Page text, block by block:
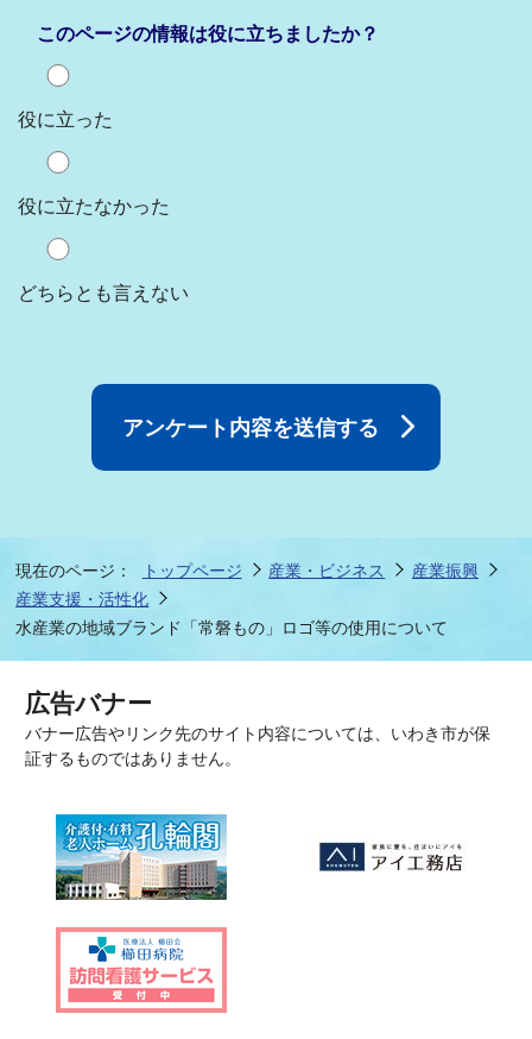
このページの情報は役に立ちましたか？
役に立った
役に立たなかった
どちらとも言えない
現在のページ： トップページ 産業・ビジネス
産業振興
産業支援・活性化
水産業の地域ブランド「常磐もの」ロゴ等の使用について
広告バナー
バナー広告やリンク先のサイト内容については、いわき市が保
証するものではありません。